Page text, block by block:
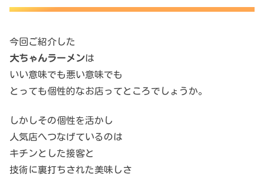
今回ご紹介した
大ちゃんラーメンは
いい意味でも悪い意味でも
とっても個性的なお店ってところでしょうか。
しかしその個性を活かし
人気店へつなげているのは
キチンとした接客と
技術に裏打ちされた美味しさ